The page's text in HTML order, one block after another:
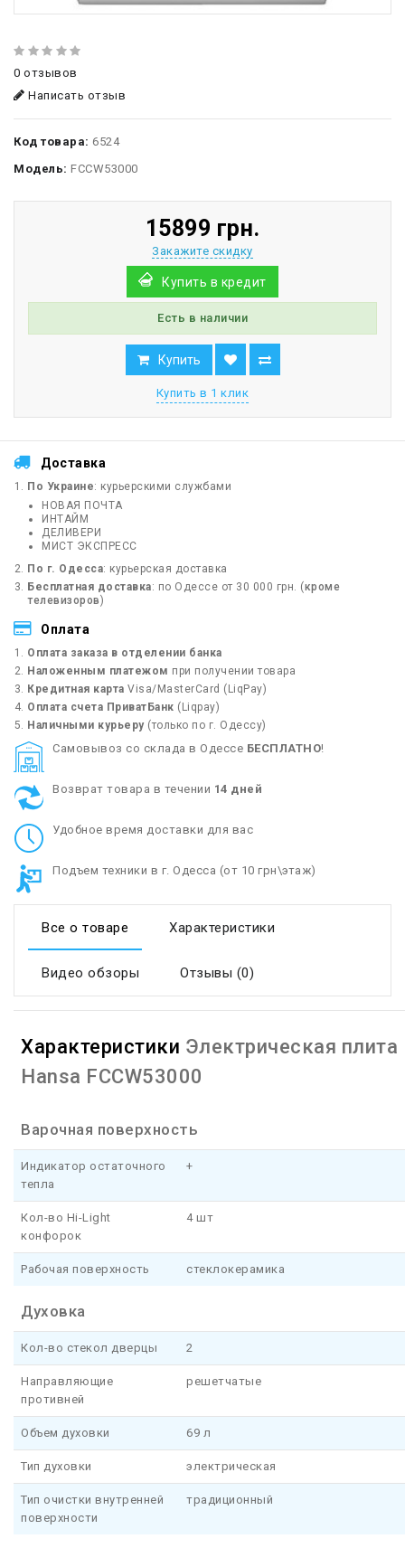
0 отзывов
Написать отзыв
Код товара: 6524
Модель: FCCW53000
15899 грн.
Закажите скидку
Купить в кредит
Есть в наличии
Купить
Купить в 1 клик
Доставка
По Украине: курьерскими службами
НОВАЯ ПОЧТА
ИНТАЙМ
ДЕЛИВЕРИ
МИСТ ЭКСПРЕСС
По г. Одесса: курьерская доставка
Бесплатная доставка: по Одессе от 30 000 грн. (кроме
телевизоров)
Оплата
Оплата заказа в отделении банка
Наложенным платежом при получении товара
Кредитная карта Visa/MasterCard (LiqPay)
Оплата счета ПриватБанк (Liqpay)
Наличными курьеру(только по г. Одессу)
Cамовывоз со склада в Одессе БЕСПЛАТНО!
Возврат товара в течении 14 дней
Удобное время доставки для вас
Подъем техники в г. Одесса (от 10 грн\этаж)
Все о товаре Характеристики
Видео обзоры Отзывы (0)
Характеристики Электрическая плита
Hansa FCCW53000
Варочная поверхность
Индикатор остаточного
тепла
+
Кол-во Hi-Light
конфорок
4 шт
Рабочая поверхность стеклокерамика
Духовка
Кол-во стекол дверцы 2
Направляющие
противней
решетчатые
Объем духовки 69 л
Тип духовки электрическая
Тип очистки внутренней
поверхности
традиционный